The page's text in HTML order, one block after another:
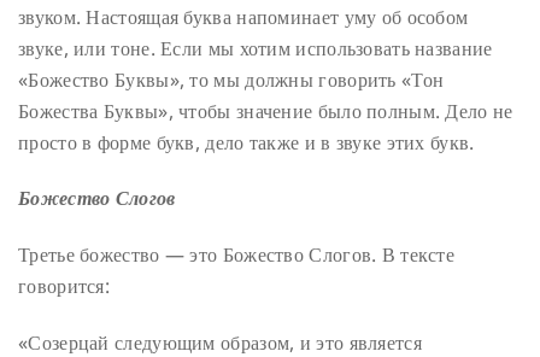
звуком. Настоящая буква напоминает уму об особом
звуке, или тоне. Если мы хотим использовать название
«Божество Буквы», то мы должны говорить «Тон
Божества Буквы», чтобы значение было полным. Дело не
просто в форме букв, дело также и в звуке этих букв.
Божество Слогов
Третье божество — это Божество Слогов. В тексте
говорится:
«Созерцай следующим образом, и это является